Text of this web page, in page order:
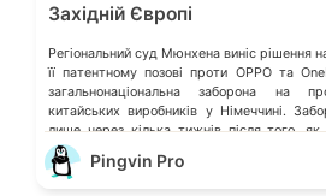
Західній Європі
Регіональний суд Мюнхена виніс рішення
її патентному позові проти OPPO та
загальнонаціональна заборона на
китайських виробників у Німеччині.
лише через кілька тижнів після того,
виніс рішення на користь фінського
сторони досягти мирової угоди. […]
Pingvin Pro